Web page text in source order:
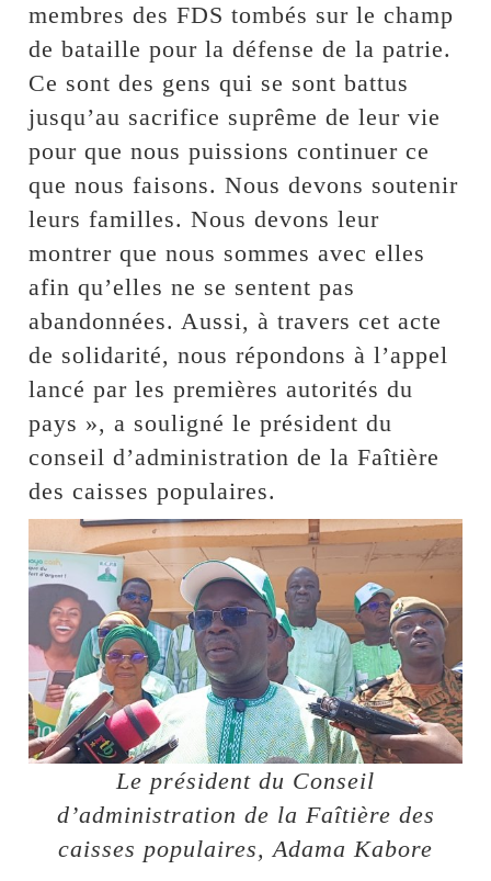
membres des FDS tombés sur le champ
de bataille pour la défense de la patrie.
Ce sont des gens qui se sont battus
jusqu’au sacrifice suprême de leur vie
pour que nous puissions continuer ce
que nous faisons. Nous devons soutenir
leurs familles. Nous devons leur
montrer que nous sommes avec elles
afin qu’elles ne se sentent pas
abandonnées. Aussi, à travers cet acte
de solidarité, nous répondons à l’appel
lancé par les premières autorités du
pays », a souligné le président du
conseil d’administration de la Faîtière
des caisses populaires.
Le président du Conseil
d’administration de la Faîtière des
caisses populaires, Adama Kabore